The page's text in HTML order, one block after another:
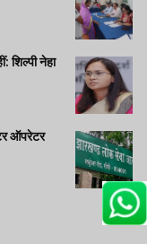
शिल्पी नेहा
ऑपरेटर